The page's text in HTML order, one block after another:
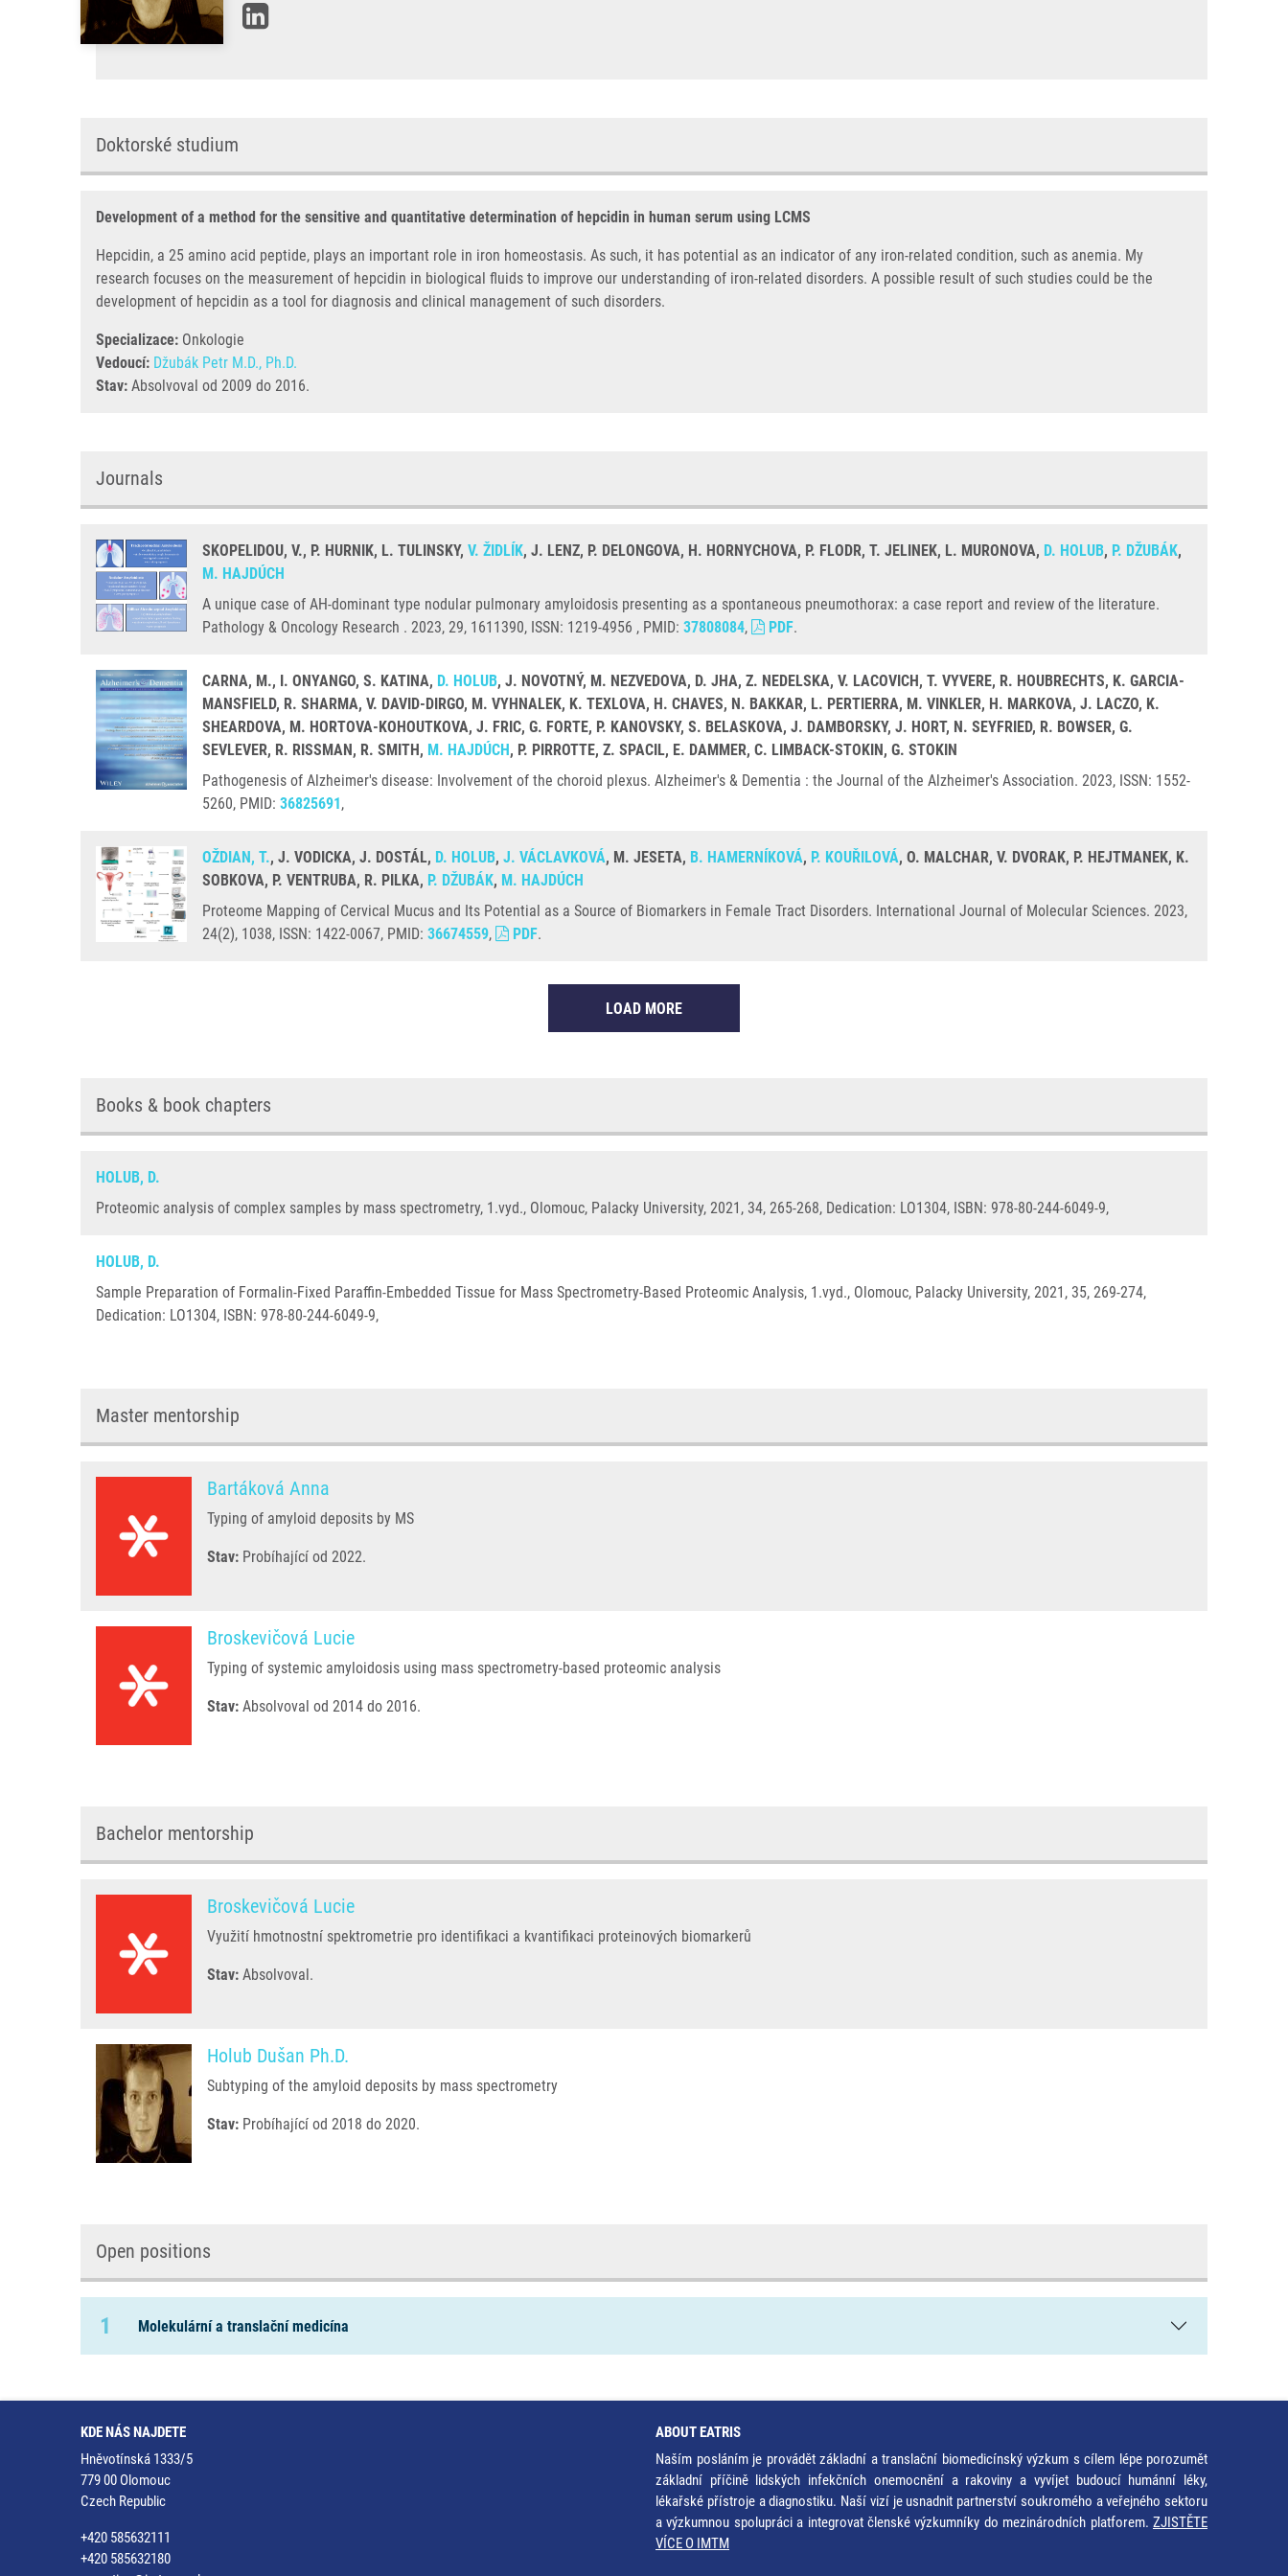
Doktorské studium
Development of a method for the sensitive and quantitative determination of hepcidin in human serum using LCMS
Hepcidin, a 25 amino acid peptide, plays an important role in iron homeostasis. As such, it has potential as an indicator of any iron-related condition, such as anemia. My
research focuses on the measurement of hepcidin in biological fluids to improve our understanding of iron-related disorders. A possible result of such studies could be the
development of hepcidin as a tool for diagnosis and clinical management of such disorders.
Specializace: Onkologie
Vedoucí: Džubák Petr M.D., Ph.D.
Stav: Absolvoval od 2009 do 2016.
Journals
SKOPELIDOU, V., P. HURNIK, L. TULINSKY, V. ŽIDLÍK, J. LENZ, P. DELONGOVA, H. HORNYCHOVA, P. FLODR, T. JELINEK, L. MURONOVA, D. HOLUB, P. DŽUBÁK,
M. HAJDÚCH
A unique case of AH-dominant type nodular pulmonary amyloidosis presenting as a spontaneous pneumothorax: a case report and review of the literature.
Pathology & Oncology Research . 2023, 29, 1611390, ISSN: 1219-4956 , PMID: 37808084, PDF.
CARNA, M., I. ONYANGO, S. KATINA, D. HOLUB, J. NOVOTNÝ, M. NEZVEDOVA, D. JHA, Z. NEDELSKA, V. LACOVICH, T. VYVERE, R. HOUBRECHTS, K. GARCIA-
MANSFIELD, R. SHARMA, V. DAVID-DIRGO, M. VYHNALEK, K. TEXLOVA, H. CHAVES, N. BAKKAR, L. PERTIERRA, M. VINKLER, H. MARKOVA, J. LACZO, K.
SHEARDOVA, M. HORTOVA-KOHOUTKOVA, J. FRIC, G. FORTE, P. KANOVSKY, S. BELASKOVA, J. DAMBORSKY, J. HORT, N. SEYFRIED, R. BOWSER, G.
SEVLEVER, R. RISSMAN, R. SMITH, M. HAJDÚCH, P. PIRROTTE, Z. SPACIL, E. DAMMER, C. LIMBACK-STOKIN, G. STOKIN
Pathogenesis of Alzheimer's disease: Involvement of the choroid plexus. Alzheimer's & Dementia : the Journal of the Alzheimer's Association. 2023, ISSN: 1552-
5260, PMID: 36825691,
OŽDIAN, T., J. VODICKA, J. DOSTÁL, D. HOLUB, J. VÁCLAVKOVÁ, M. JESETA, B. HAMERNÍKOVÁ, P. KOUŘILOVÁ, O. MALCHAR, V. DVORAK, P. HEJTMANEK, K.
SOBKOVA, P. VENTRUBA, R. PILKA, P. DŽUBÁK, M. HAJDÚCH
Proteome Mapping of Cervical Mucus and Its Potential as a Source of Biomarkers in Female Tract Disorders. International Journal of Molecular Sciences. 2023,
24(2), 1038, ISSN: 1422-0067, PMID: 36674559, PDF.
LOAD MORE
Books & book chapters
HOLUB, D.
Proteomic analysis of complex samples by mass spectrometry, 1.vyd., Olomouc, Palacky University, 2021, 34, 265-268, Dedication: LO1304, ISBN: 978-80-244-6049-9,
HOLUB, D.
Sample Preparation of Formalin-Fixed Paraffin-Embedded Tissue for Mass Spectrometry-Based Proteomic Analysis, 1.vyd., Olomouc, Palacky University, 2021, 35, 269-274,
Dedication: LO1304, ISBN: 978-80-244-6049-9,
Master mentorship
Bartáková Anna
Typing of amyloid deposits by MS
Stav: Probíhající od 2022.
Broskevičová Lucie
Typing of systemic amyloidosis using mass spectrometry-based proteomic analysis
Stav: Absolvoval od 2014 do 2016.
Bachelor mentorship
Broskevičová Lucie
Využití hmotnostní spektrometrie pro identifikaci a kvantifikaci proteinových biomarkerů
Stav: Absolvoval.
Holub Dušan Ph.D.
Subtyping of the amyloid deposits by mass spectrometry
Stav: Probíhající od 2018 do 2020.
Open positions
1 Molekulární a translační medicína
KDE NÁS NAJDETE
Hněvotínská 1333/5
779 00 Olomouc
Czech Republic
+420 585632111
+420 585632180
ABOUT EATRIS
Naším posláním je provádět základní a translační biomedicínský výzkum s cílem lépe porozumět
základní příčině lidských infekčních onemocnění a rakoviny a vyvíjet budoucí humánní léky,
lékařské přístroje a diagnostiku. Naší vizí je usnadnit partnerství soukromého a veřejného sektoru
a výzkumnou spolupráci a integrovat členské výzkumníky do mezinárodních platforem. ZJISTĚTE
VÍCE O IMTM